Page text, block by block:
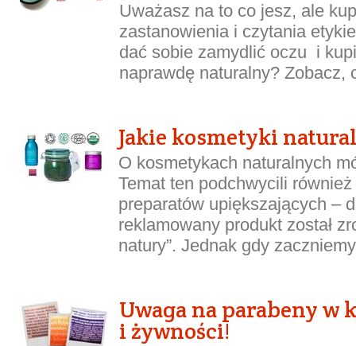
Uważasz na to co jesz, ale
zastanowienia i czytania
dać sobie zamydlić oczu i
naprawdę naturalny? Zobacz,
Jakie kosmetyki
O kosmetykach naturalnych
Temat ten podchwycili
preparatów upiększających –
reklamowany produkt został
natury”. Jednak gdy
Uwaga na parabeny w
i żywności!